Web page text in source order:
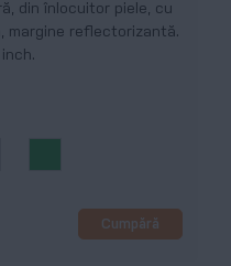
din înlocuitor piele, cu
margine reflectorizantă.
Cumpără